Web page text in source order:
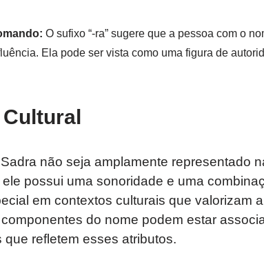
O sufixo “-ra” sugere que a pessoa com o
Ela pode ser vista como uma figura de
não seja amplamente representado
possui uma sonoridade e uma
em contextos culturais que valorizam
do nome podem estar
que refletem esses atributos.